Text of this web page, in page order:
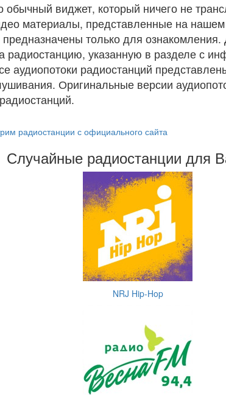
обычный виджет, который ничего не
материалы, представленные на
только для
радиостанцию, указанную в разделе с
аудиопотоки радиостанций
Оригинальные версии
радиостанции с официального сайта
Случайные радиостанции для
NRJ Hip-Hop